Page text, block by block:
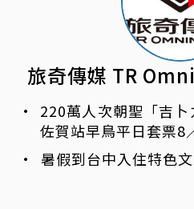
旅奇傳媒 TR
220萬人次朝聖「吉卜
佐賀站早鳥平日套票8
暑假到台中入住特色